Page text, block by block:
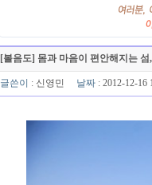
[볼음도] 몸과 마음이 편안해지는
글쓴이 : 신영민 날짜: 2012-12-